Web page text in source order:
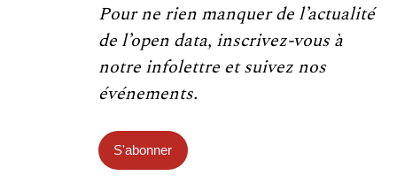
Pour ne rien manquer de l’actualité
de l’open data, inscrivez-vous à
notre infolettre et suivez nos
événements.
S'abonner